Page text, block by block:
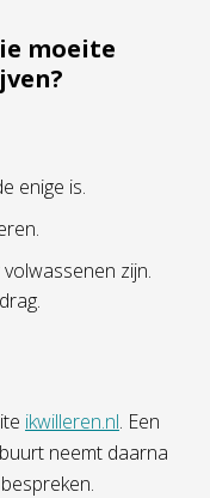
moeite
enige is.
zijn.
ikwilleren.nl. Een
neemt daarna